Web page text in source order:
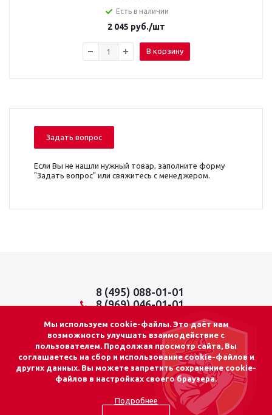
Есть в наличии
2 045 руб./шт
В корзину
Задать вопрос
Если Вы не нашли нужный товар, заполните форму
"Задать вопрос" или свяжитесь с менеджером.
8 (495) 088-01-01
8 (969) 046-01-01
© 2026 «ЛИДЕР 01»
Адрес: г. Москва
ул. Осташковская, д.14, стр.15
Мы используем cookie-файлы. Это даёт нам
возможность улучшать взаимодействие с
пользователем. Продолжая просмотр сайта, Вы
соглашаетесь на сбор и использование cookie-файлов и
других данных. Вы можете запретить сохранение cookie-
файлов в настройках своего браузера.
Подробнее